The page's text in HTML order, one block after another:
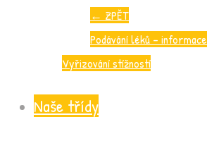
← ZPĚT
Podávání léků – informace
Vyřizování stížností
Naše třídy